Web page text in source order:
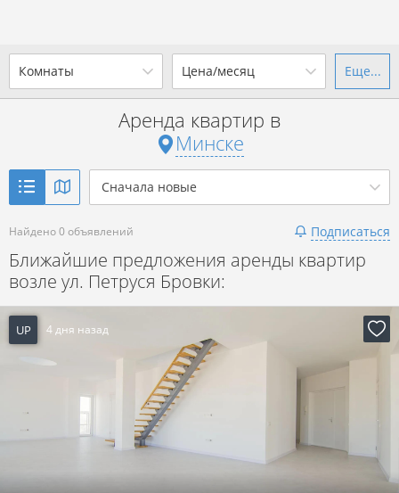
Комнаты
2-комн. 3-комн. 4+
Цена/месяц
от до
р. за всё
Показать объявления
Еще...
Аренда квартир в
Минске
Сначала новые
Найдено 0 объявлений Подписаться
Ближайшие предложения аренды квартир
возле ул. Петруся Бровки:
UP 4 дня назад
Ваш город -г. Минск?
Выбрать город